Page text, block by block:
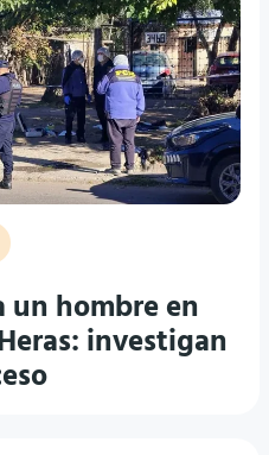
un hombre en
investigan